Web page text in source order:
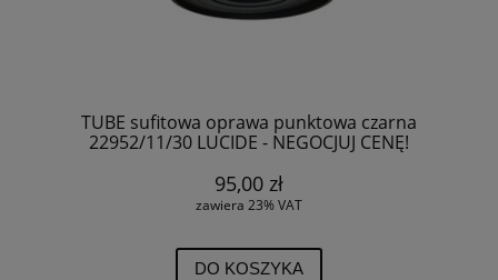
TUBE sufitowa oprawa punktowa czarna
22952/11/30 LUCIDE - NEGOCJUJ CENĘ!
95,00 zł
zawiera 23% VAT
DO KOSZYKA